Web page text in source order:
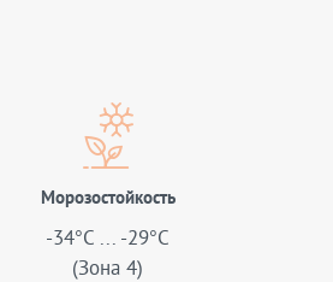
Морозостойкость
-34°C ... -29°C
(Зона 4)